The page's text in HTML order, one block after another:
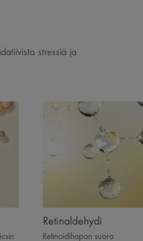
stressiä ja
Retinaldehydi
Retinoidihapon suora